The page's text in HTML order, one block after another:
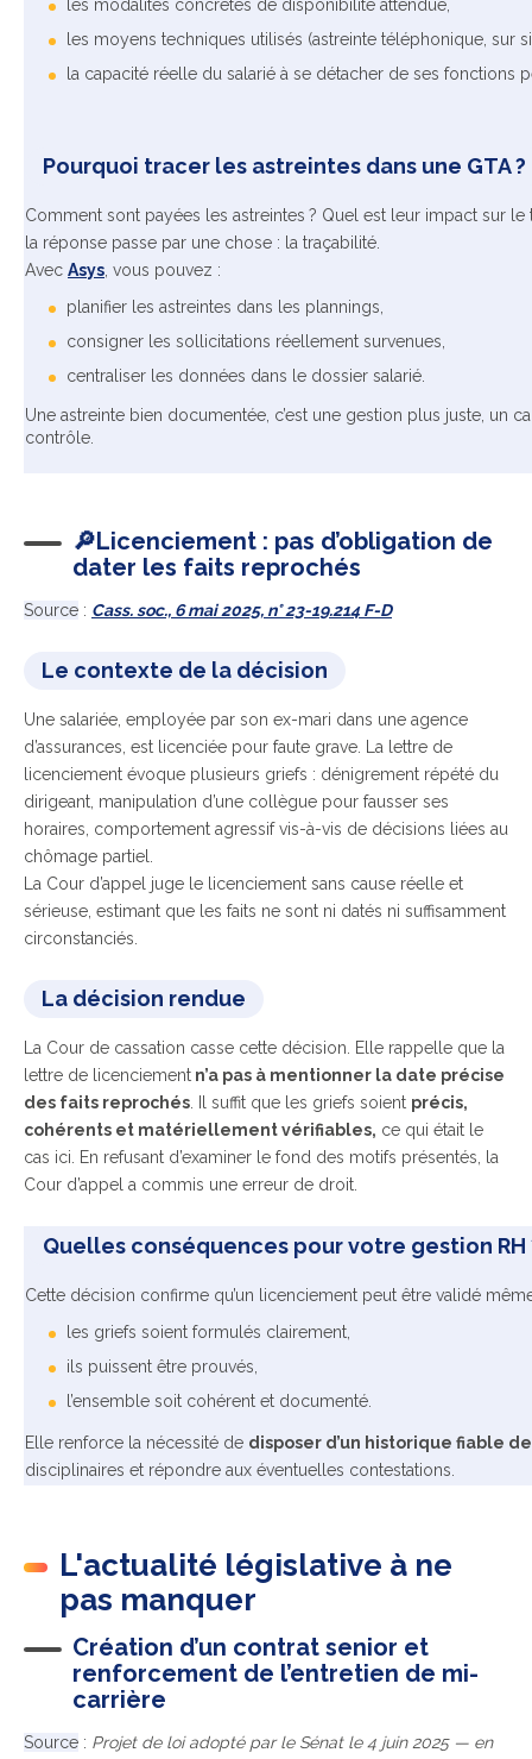
les modalités concrètes de disponibilité attendue,
les moyens techniques utilisés (astreinte téléphonique, sur
la capacité réelle du salarié à se détacher de ses fonctions
Pourquoi tracer les astreintes dans une GTA ?
Comment sont payées les astreintes ? Quel est leur impact sur
la réponse passe par une chose : la traçabilité.
Avec Asys , vous pouvez :
planifier les astreintes dans les plannings,
consigner les sollicitations réellement survenues,
centraliser les données dans le dossier salarié.
Une astreinte bien documentée, c’est une gestion plus juste, un
contrôle.
🔎Licenciement : pas d’obligation de
dater les faits reprochés
Source : Cass. soc., 6 mai 2025, n° 23-19.214 F-D
Le contexte de la décision
Une salariée, employée par son ex-mari dans une agence
d’assurances, est licenciée pour faute grave. La lettre de
licenciement évoque plusieurs griefs : dénigrement répété du
dirigeant, manipulation d’une collègue pour fausser ses
horaires, comportement agressif vis-à-vis de décisions liées au
chômage partiel.
La Cour d’appel juge le licenciement sans cause réelle et
sérieuse, estimant que les faits ne sont ni datés ni suffisamment
circonstanciés.
La décision rendue
La Cour de cassation casse cette décision. Elle rappelle que la
lettre de licenciement n’a pas à mentionner la date précise
des faits reprochés . Il suffit que les griefs soient précis,
cohérents et matériellement vérifiables, ce qui était le
cas ici. En refusant d’examiner le fond des motifs présentés, la
Cour d’appel a commis une erreur de droit.
Quelles conséquences pour votre gestion RH
Cette décision confirme qu’un licenciement peut être validé
les griefs soient formulés clairement,
ils puissent être prouvés,
l’ensemble soit cohérent et documenté.
Elle renforce la nécessité de disposer d’un historique fiable
disciplinaires et répondre aux éventuelles contestations.
L'actualité législative à ne
pas manquer
Création d’un contrat senior et
renforcement de l’entretien de mi-
carrière
Source : Projet de loi adopté par le Sénat le 4 juin 2025 — en